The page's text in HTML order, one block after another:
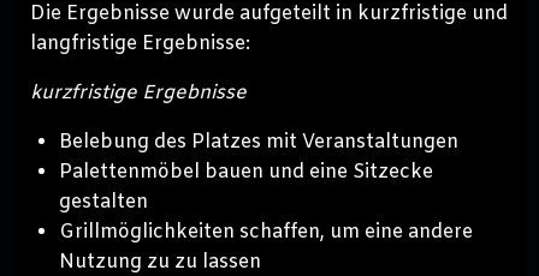
Die Ergebnisse wurde aufgeteilt in kurzfristige und
langfristige Ergebnisse:
kurzfristige Ergebnisse
Belebung des Platzes mit Veranstaltungen
Palettenmöbel bauen und eine Sitzecke
gestalten
Grillmöglichkeiten schaffen, um eine andere
Nutzung zu zu lassen